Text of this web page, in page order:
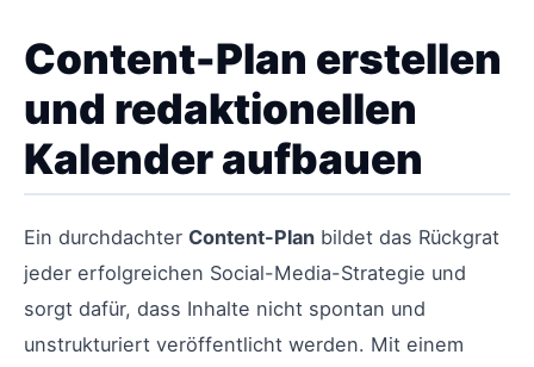
Content-Plan erstellen
und redaktionellen
Kalender aufbauen
Ein durchdachter Content-Plan bildet das Rückgrat
jeder erfolgreichen Social-Media-Strategie und
sorgt dafür, dass Inhalte nicht spontan und
unstrukturiert veröffentlicht werden. Mit einem